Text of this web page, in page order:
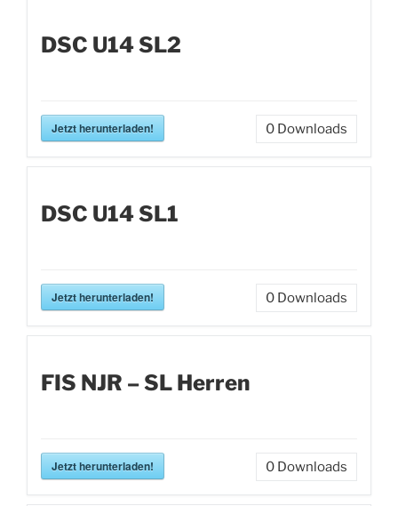
DSC U14 SL2
Jetzt herunterladen! 0 Downloads
DSC U14 SL1
Jetzt herunterladen! 0 Downloads
FIS NJR – SL Herren
Jetzt herunterladen! 0 Downloads